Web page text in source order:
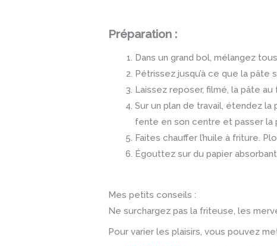
Préparation :
Dans un grand bol, mélangez
Pétrissez jusqu’à ce que la pâte
Laissez reposer, filmé, la pâte
Sur un plan de travail, étendez la
fente en son centre et passer la
Faites chauffer l’huile à friture.
Égouttez sur du papier
Mes petits conseils :
Ne surchargez pas la friteuse, les
Pour varier les plaisirs, vous pouvez